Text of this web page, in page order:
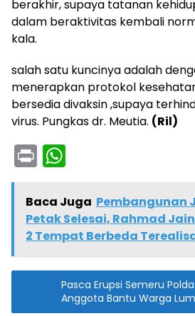
berakhir, supaya tatanan
dalam beraktivitas kembali
kala.
salah satu kuncinya adalah
menerapkan protokol
bersedia divaksin ,supaya
virus. Pungkas dr. Meutia. (Ril)
Pr
in
t a
ts
A
p
p
Baca Juga Pembangunan
Petak Selesai, Rahmad
2 Tempat Berbeda
Pasca Erupsi Semeru
Anggota Bantu Warga